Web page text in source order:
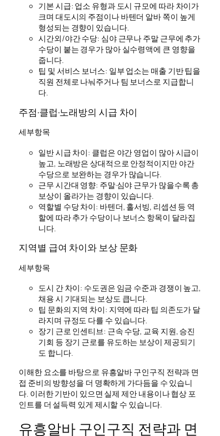
기본 시급: 업소 유형과 도시 규모에 따라 차이가
크며 대도시의 주점이나 바텐더 알바 쪽이 높게
형성되는 경향이 있습니다.
시간외/야간 수당: 심야 근무나 주말 근무에 추가
수당이 붙는 경우가 많아 실수령액에 큰 영향을
줍니다.
팁 및 서비스 보너스: 일부 업소는 매출 기반 팁을
직원 전체로 나눠주거나 팀 보너스로 지급합니
다.
주점·클럽·노래방의 시급 차이
세부항목
일반 시급 차이: 클럽은 야간 영업이 많아 시급이
높고, 노래방은 상대적으로 안정적이지만 야간
수당으로 보완하는 경우가 많습니다.
근무 시간대 영향: 주말·심야 근무가 많을수록 총
보상이 올라가는 경향이 있습니다.
역할별 수당 차이: 바텐더, 홀서빙, 리셉션 등 역
할에 따라 추가 수당이나 보너스 항목이 달라집
니다.
지역별 급여 차이와 보상 문화
세부항목
도시 간 차이: 수도권은 임금 수준과 경쟁이 높고,
채용 시 기대되는 보상도 큽니다.
팁 문화의 지역 차이: 지역에 따라 팁 의존도가 달
라지며 규정도 다를 수 있습니다.
장기 근로 인센티브: 근속 수당, 교육 지원, 승진
기회 등 장기 근로를 유도하는 보상이 제공되기
도 합니다.
이해한 요소를 바탕으로 유흥알바 구인구직 전략과 면
접 준비의 방향성을 더 명확하게 가다듬을 수 있습니
다. 이러한 기반이 있으면 실제 제안 내용이나 협상 포
인트를 더 설득력 있게 제시할 수 있습니다.
유흥알바 구인구직 전략과 면